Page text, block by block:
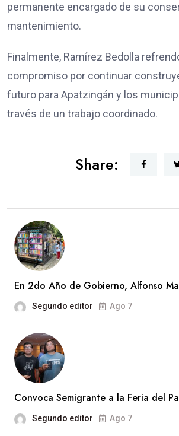
permanente encargado de su
mantenimiento.
Finalmente, Ramírez Bedolla
compromiso por continuar
futuro para Apatzingán y los
través de un trabajo coordinado.
Share:
En 2do Año de Gobierno, Alfonso
Segundo editor Ago 7
Convoca Semigrante a la Feria del
Segundo editor Ago 7